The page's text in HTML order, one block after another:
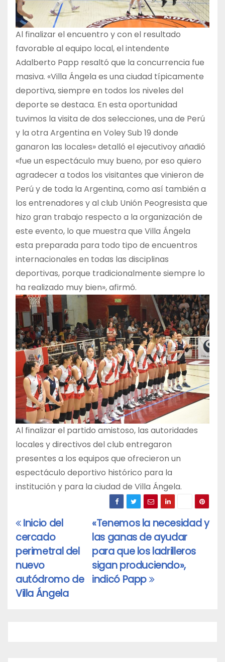
Al finalizar el encuentro y con el resultado
favorable al equipo local, el intendente
Adalberto Papp resaltó que la concurrencia fue
masiva. «Villa Ángela es una ciudad típicamente
deportiva, siempre en todos los niveles del
deporte se destaca. En esta oportunidad
tuvimos la visita de dos selecciones, una de Perú
y la otra Argentina en Voley Sub 19 donde
ganaron las locales» detalló el ejecutivoy añadió
«fue un espectáculo muy bueno, por eso quiero
agradecer a todos los visitantes que vinieron de
Perú y de toda la Argentina, como así también a
los entrenadores y al club Unión Peogresista que
hizo gran trabajo respecto a la organización de
este evento, lo que muestra que Villa Ángela
esta preparada para todo tipo de encuentros
internacionales en todas las disciplinas
deportivas, porque tradicionalmente siempre lo
ha realizado muy bien», afirmó.
Al finalizar el partido amistoso, las autoridades
locales y directivos del club entregaron
presentes a los equipos que ofrecieron un
espectáculo deportivo histórico para la
institución y para la ciudad de Villa Ángela.
Navegación
de
entradas
«Tenemos la necesidad y
las ganas de ayudar
para que los ladrilleros
sigan produciendo»,
indicó Papp
Inicio del
cercado
perimetral del
nuevo
autódromo de
Villa Ángela